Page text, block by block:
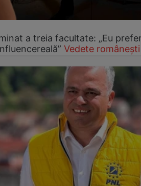
a treia facultate: „Eu
Vedete românești